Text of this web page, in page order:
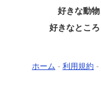
好きな動物
好きなところ
ホーム - 利用規約 -